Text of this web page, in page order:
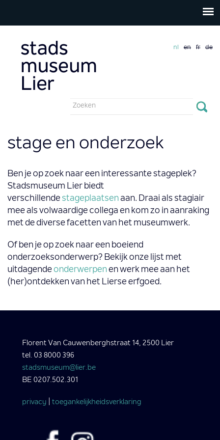
Zoekveld
nl en fr de
stage en onderzoek
Ben je op zoek naar een interessante stageplek?
Stadsmuseum Lier biedt
verschillende stageplaatsen aan. Draai als stagiair
mee als volwaardige collega en kom zo in aanraking
met de diverse facetten van het museumwerk.
Of ben je op zoek naar een boeiend
onderzoeksonderwerp? Bekijk onze lijst met
uitdagende onderwerpen en werk mee aan het
(her)ontdekken van het Lierse erfgoed.
Florent Van Cauwenberghstraat 14, 2500 Lier
tel. 03 8000 396
stadsmuseum@lier.be
BE 0207.502.301
privacy toegankelijkheidsverklaring